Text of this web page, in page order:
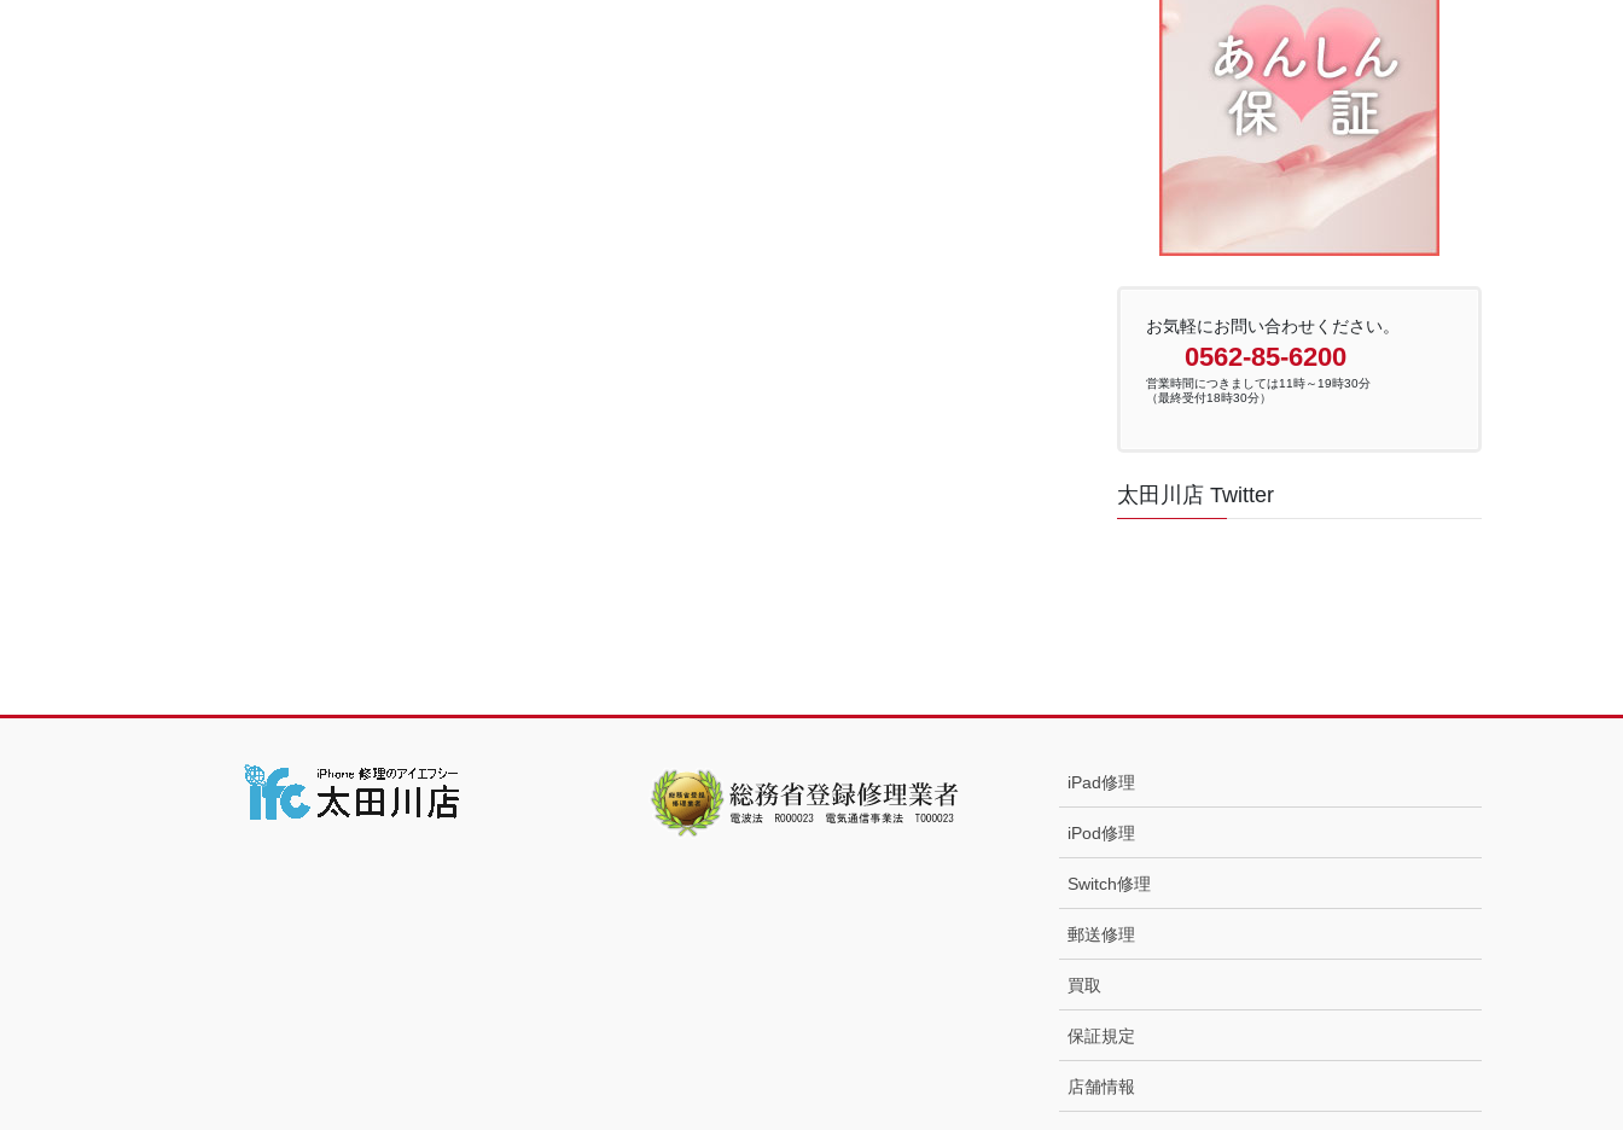
お気軽にお問い合わせください。
0562-85-6200
営業時間につきましては11時～19時30分
（最終受付18時30分）
太田川店 Twitter
iPad修理
iPod修理
Switch修理
郵送修理
買取
保証規定
店舗情報